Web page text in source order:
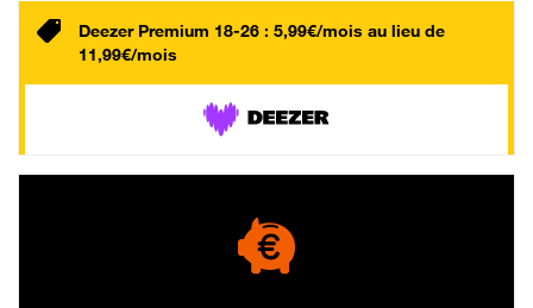
Deezer Premium 18-26 : 5,99€/mois au lieu de
11,99€/mois